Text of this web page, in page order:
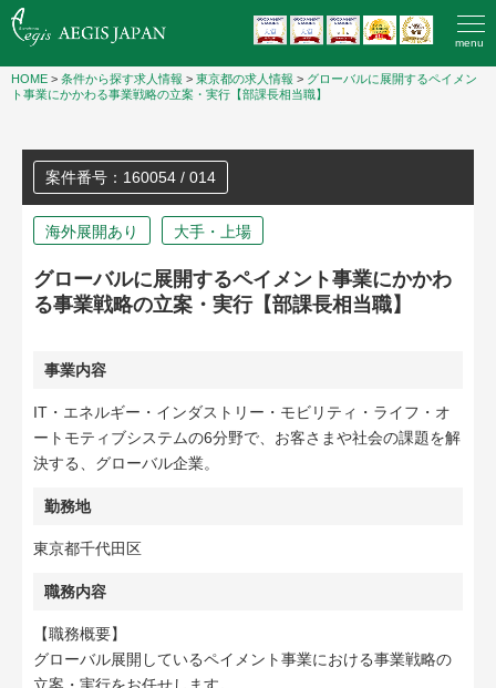
menu
HOME > 条件から探す求人情報 > 東京都の求人情報 > グローバルに展開するペイメン
ト事業にかかわる事業戦略の立案・実行【部課長相当職】
案件番号：160054 / 014
海外展開あり 大手・上場
グローバルに展開するペイメント事業にかかわ
る事業戦略の立案・実行【部課長相当職】
事業内容
IT・エネルギー・インダストリー・モビリティ・ライフ・オ
ートモティブシステムの6分野で、お客さまや社会の課題を解
決する、グローバル企業。
勤務地
東京都千代田区
職務内容
【職務概要】
グローバル展開しているペイメント事業における事業戦略の